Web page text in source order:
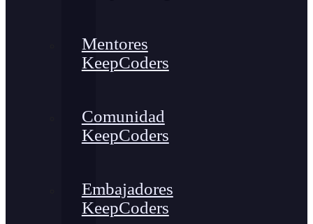
Mentores
KeepCoders
Comunidad
KeepCoders
Embajadores
KeepCoders